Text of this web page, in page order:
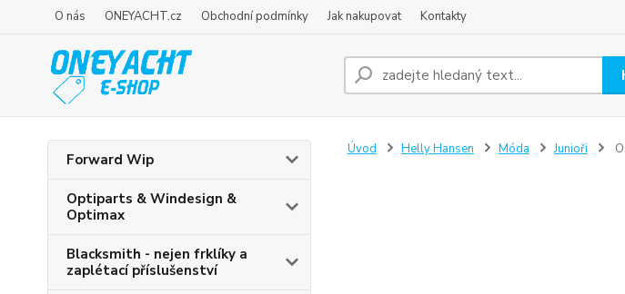
O nás ONEYACHT.cz Obchodní podmínky Jak nakupovat Kontakty
Forward Wip
Optiparts & Windesign &
Optimax
Blacksmith - nejen frklíky a
zaplétací příslušenství
Úvod Helly Hansen Móda Junioři